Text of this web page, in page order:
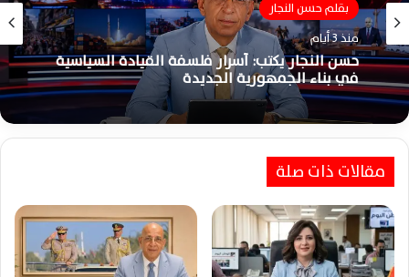
بقلم حسن النجار
منذ 3 أيام
حسن النجار يكتب: أسرار فلسفة القيادة السياسية
في بناء الجمهورية الجديدة
مقالات ورأى
منذ 4 أيام
حسن النجار يكتب | القاضي المزيف.. عندما تصنع
المنصات أبطالًا من الوهم
مقالات ذات صلة